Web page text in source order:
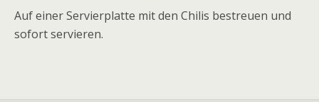
Auf einer Servierplatte mit den Chilis bestreuen und
sofort servieren.